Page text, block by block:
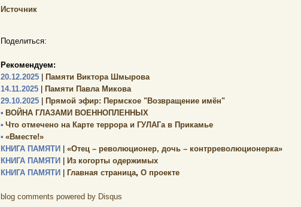
Источник
Поделиться:
Рекомендуем:
20.12.2025
Памяти Виктора Шмырова
14.11.2025
Памяти Павла Микова
29.10.2025
Прямой эфир: Пермское "Возвращение имён"
• ВОЙНА ГЛАЗАМИ ВОЕННОПЛЕННЫХ
• Что отмечено на Карте террора и ГУЛАГа в Прикамье
• «Вместе!»
КНИГА ПАМЯТИ
«Отец – революционер, дочь – контрреволюционерка»
КНИГА ПАМЯТИ
Из когорты одержимых
КНИГА ПАМЯТИ
Главная страница, О проекте
blog comments powered by Disqus